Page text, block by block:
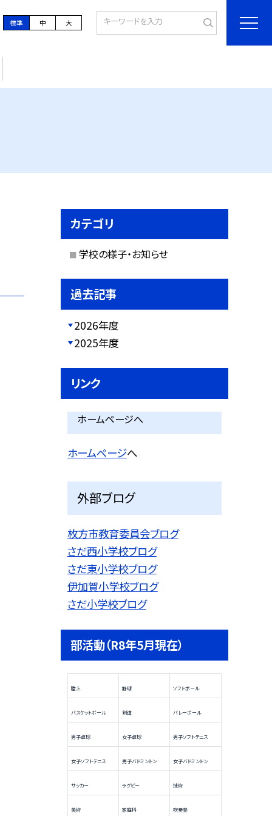
標準 中 大
カテゴリ
学校の様子・お知らせ
過去記事
2026年度
2025年度
リンク
ホームページへ
ホームページへ
外部ブログ
枚方市教育委員会ブログ
さだ西小学校ブログ
さだ東小学校ブログ
伊加賀小学校ブログ
さだ小学校ブログ
部活動（R8年5月現在）
陸上 野球 ソフトボール
バスケットボール 剣道 バレーボール
男子卓球 女子卓球 男子ソフトテニス
女子ソフトテニス 男子バドミントン 女子バドミントン
サッカー ラグビー 技術
美術 家庭科 吹奏楽